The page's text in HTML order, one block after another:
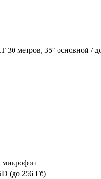
30 метров, 35° основной /
микрофон
(до 256 Гб)